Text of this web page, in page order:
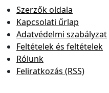
Szerzők oldala
Kapcsolati űrlap
Adatvédelmi szabályzat
Feltételek és feltételek
Rólunk
Feliratkozás (RSS)